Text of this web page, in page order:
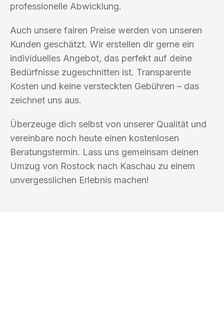
professionelle Abwicklung.
Auch unsere fairen Preise werden von unseren
Kunden geschätzt. Wir erstellen dir gerne ein
individuelles Angebot, das perfekt auf deine
Bedürfnisse zugeschnitten ist. Transparente
Kosten und keine versteckten Gebühren – das
zeichnet uns aus.
Überzeuge dich selbst von unserer Qualität und
vereinbare noch heute einen kostenlosen
Beratungstermin. Lass uns gemeinsam deinen
Umzug von Rostock nach Kaschau zu einem
unvergesslichen Erlebnis machen!